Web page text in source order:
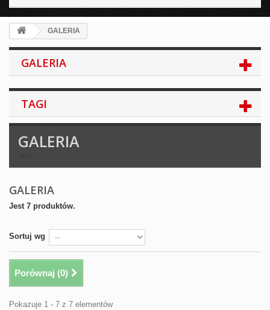
GALERIA
GALERIA
TAGI
GALERIA
GALERIA
Jest 7 produktów.
Sortuj wg
Porównaj (0)
Pokazuje 1 - 7 z 7 elementów